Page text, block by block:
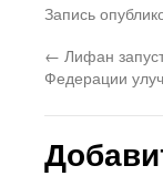
Запись
← Лифан
Федерации